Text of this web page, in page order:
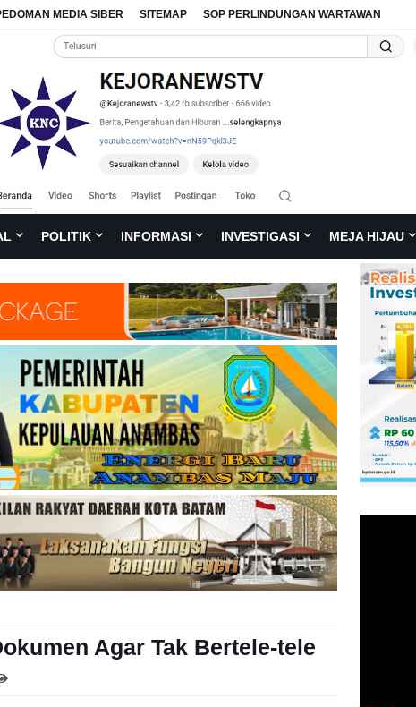
MEDIA SIBER SITEMAP SOP PERLINDUNGAN WARTAWAN
POLITIK INFORMASI INVESTIGASI MEJA HIJAU
Agar Tak Bertele-tele